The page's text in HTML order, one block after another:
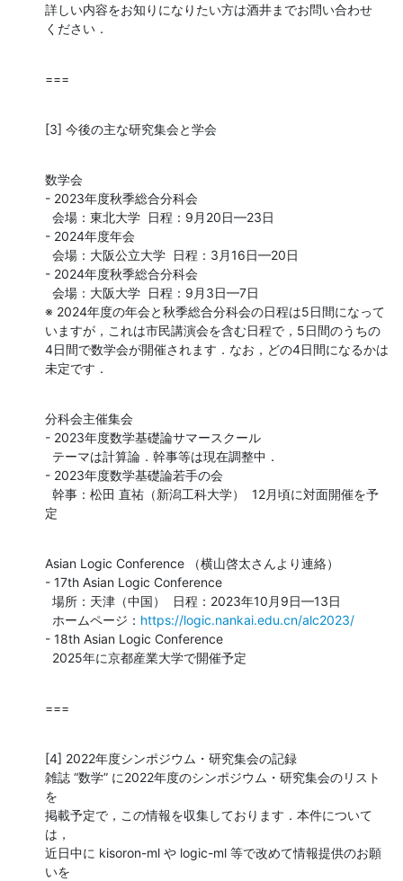
詳しい内容をお知りになりたい方は酒井までお問い合わせ
ください．
===
[3] 今後の主な研究集会と学会
数学会
- 2023年度秋季総合分科会
- 2024年度年会
- 2024年度秋季総合分科会
※ 2024年度の年会と秋季総合分科会の日程は5日間になって
いますが，これは市民講演会を含む日程で，5日間のうちの
4日間で数学会が開催されます．なお，どの4日間になるかは
未定です．
分科会主催集会
- 2023年度数学基礎論サマースクール
- 2023年度数学基礎論若手の会
定
Asian Logic Conference （横山啓太さんより連絡）
- 17th Asian Logic Conference
  ホームページ：
https://logic.nankai.edu.cn/alc2023/
- 18th Asian Logic Conference
  2025年に京都産業大学で開催予定
===
[4] 2022年度シンポジウム・研究集会の記録
雑誌 “数学” に2022年度のシンポジウム・研究集会のリスト
を
掲載予定で，この情報を収集しております．本件について
は，
近日中に kisoron-ml や logic-ml 等で改めて情報提供のお願
いを